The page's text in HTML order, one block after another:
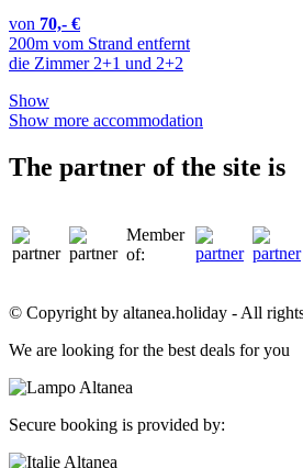
von 70,- €
200m vom Strand entfernt
die Zimmer 2+1 und 2+2
Show
Show more accommodation
The partner of the site is
Member
of:
© Copyright by altanea.holiday - All
We are looking for the best deals for you
Secure booking is provided by: